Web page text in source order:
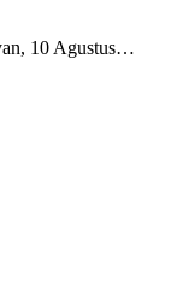
10 Agustus…